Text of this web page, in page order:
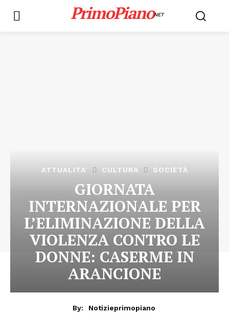
PrimoPianoNET
ATTUALITA' CULTURA SOCIETÀ
GIORNATA
INTERNAZIONALE PER
L’ELIMINAZIONE DELLA
VIOLENZA CONTRO LE
DONNE: CASERME IN
ARANCIONE
By:
Notizieprimopiano